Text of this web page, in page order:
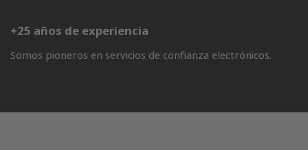
+25 años de experiencia
Somos pioneros en servicios de confianza electrónicos.